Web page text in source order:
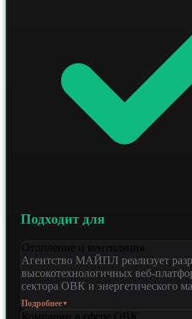
Подходит для
Отопление и вентиляция
Агентство МАЙПЛ реализует
высокотехнологичных веб-
сектора ОВК и энергетического
Решение предназначено для
оборудования и инженерных
Подробнее ▼
Компании в сфере ОВК